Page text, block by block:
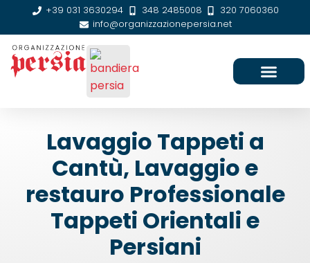
+39 031 3630294 348 2485008
320 7060360
info@organizzazionepersia.net
Lavaggio Tappeti a
Cantù, Lavaggio e
restauro Professionale
Tappeti Orientali e
Persiani